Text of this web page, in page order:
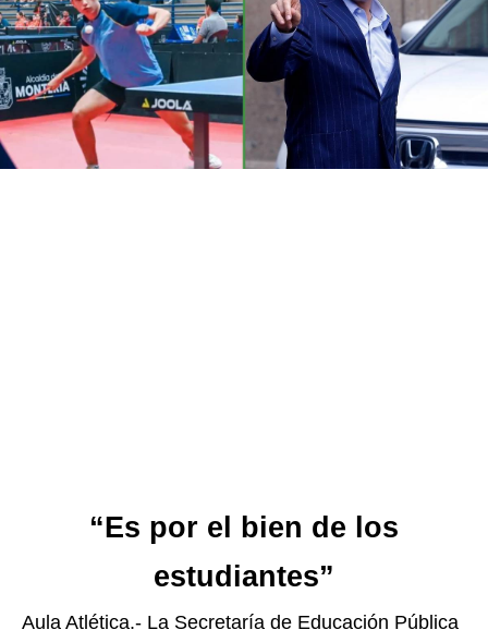
“Es por el bien de los
estudiantes”
Aula Atlética.- La Secretaría de Educación Pública